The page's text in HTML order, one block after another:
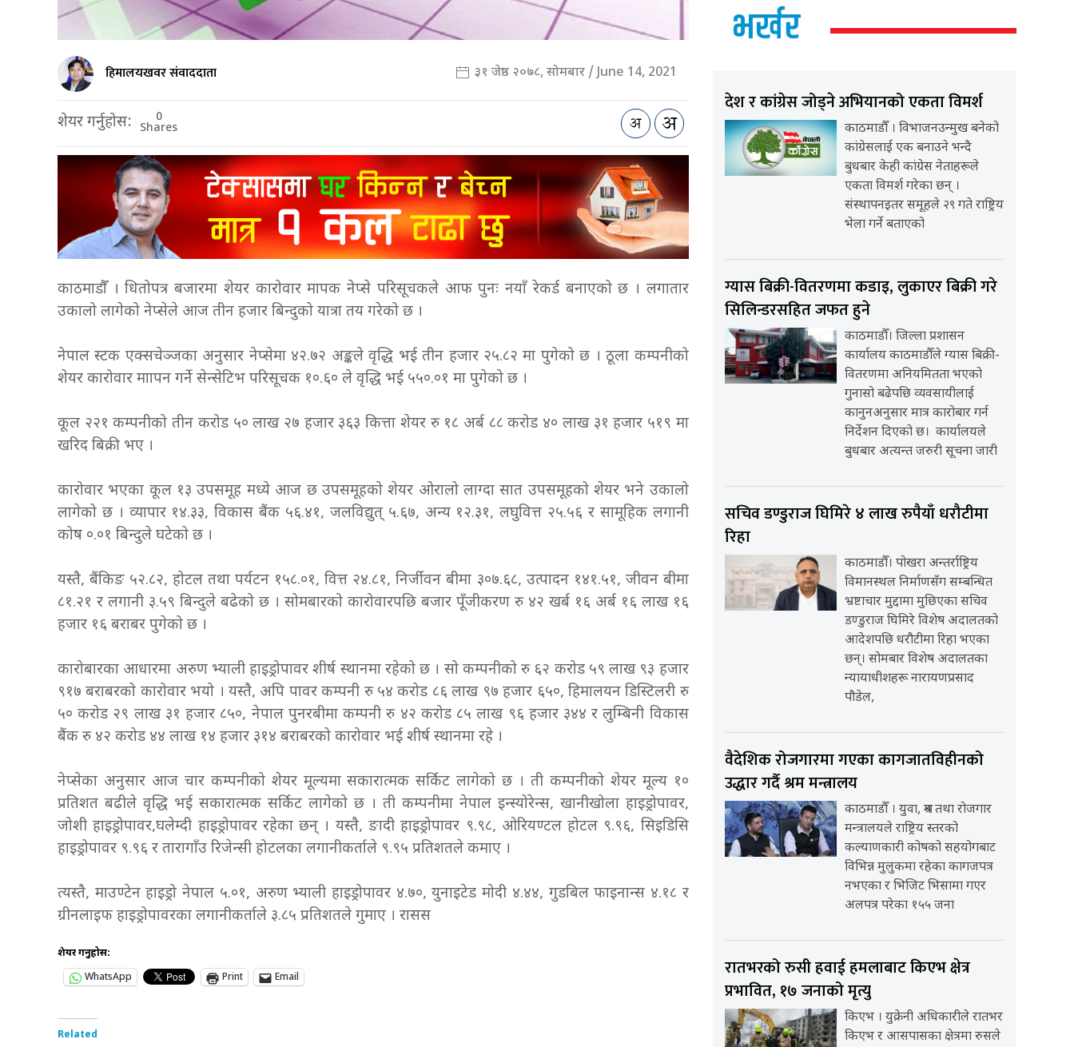
हिमालयखवर संवाददाता ३१ जेष्ठ २०७८, सोमबार / June 14, 2021
शेयर गर्नुहोस: 0
Shares
काठमाडौँ । धितोपत्र बजारमा शेयर कारोवार मापक नेप्से परिसूचकले आफ पुनः नयाँ रेकर्ड बनाएको छ । लगातार
उकालो लागेको नेप्सेले आज तीन हजार बिन्दुको यात्रा तय गरेको छ ।
नेपाल स्टक एक्सचेञ्जका अनुसार नेप्सेमा ४२.७२ अङ्कले वृद्धि भई तीन हजार २५.८२ मा पुगेको छ । ठूला कम्पनीको
शेयर कारोवार माापन गर्ने सेन्सेटिभ परिसूचक १०.६० ले वृद्धि भई ५५०.०१ मा पुगेको छ ।
कूल २२१ कम्पनीको तीन करोड ५० लाख २७ हजार ३६३ कित्ता शेयर रु १८ अर्ब ८८ करोड ४० लाख ३१ हजार ५१९ मा
खरिद बिक्री भए ।
कारोवार भएका कूल १३ उपसमूह मध्ये आज छ उपसमूहको शेयर ओरालो लाग्दा सात उपसमूहको शेयर भने उकालो
लागेको छ । व्यापार १४.३३, विकास बैंक ५६.४१, जलविद्युत् ५.६७, अन्य १२.३१, लघुवित्त २५.५६ र सामूहिक लगानी
कोष ०.०१ बिन्दुले घटेको छ ।
यस्तै, बैंकिङ ५२.८२, होटल तथा पर्यटन १५८.०१, वित्त २४.८१, निर्जीवन बीमा ३०७.६८, उत्पादन १४१.५१, जीवन बीमा
८१.२१ र लगानी ३.५९ बिन्दुले बढेको छ । सोमबारको कारोवारपछि बजार पूँजीकरण रु ४२ खर्ब १६ अर्ब १६ लाख १६
हजार १६ बराबर पुगेको छ ।
कारोबारका आधारमा अरुण भ्याली हाइड्रोपावर शीर्ष स्थानमा रहेको छ । सो कम्पनीको रु ६२ करोड ५९ लाख ९३ हजार
९१७ बराबरको कारोवार भयो । यस्तै, अपि पावर कम्पनी रु ५४ करोड ८६ लाख ९७ हजार ६५०, हिमालयन डिस्टिलरी रु
५० करोड २९ लाख ३१ हजार ८५०, नेपाल पुनरबीमा कम्पनी रु ४२ करोड ८५ लाख ९६ हजार ३४४ र लुम्बिनी विकास
बैंक रु ४२ करोड ४४ लाख १४ हजार ३१४ बराबरको कारोवार भई शीर्ष स्थानमा रहे ।
नेप्सेका अनुसार आज चार कम्पनीको शेयर मूल्यमा सकारात्मक सर्किट लागेको छ । ती कम्पनीको शेयर मूल्य १०
प्रतिशत बढीले वृद्धि भई सकारात्मक सर्किट लागेको छ । ती कम्पनीमा नेपाल इन्स्योरेन्स, खानीखोला हाइड्रोपावर,
जोशी हाइड्रोपावर,घलेम्दी हाइड्रोपावर रहेका छन् । यस्तै, ङादी हाइड्रोपावर ९.९८, ओरियण्टल होटल ९.९६, सिइडिसि
हाइड्रोपावर ९.९६ र तारागाँउ रिजेन्सी होटलका लगानीकर्ताले ९.९५ प्रतिशतले कमाए ।
त्यस्तै, माउण्टेन हाइड्रो नेपाल ५.०१, अरुण भ्याली हाइड्रोपावर ४.७०, युनाइटेड मोदी ४.४४, गुडबिल फाइनान्स ४.१८ र
ग्रीनलाइफ हाइड्रोपावरका लगानीकर्ताले ३.८५ प्रतिशतले गुमाए । रासस
शेयर गर्नुहोस:
WhatsApp
Print Email
Related
भर्खर
देश र कांग्रेस जोड्ने अभियानको एकता विमर्श
काठमाडौँ । विभाजनउन्मुख बनेको
कांग्रेसलाई एक बनाउने भन्दै
बुधबार केही कांग्रेस नेताहरूले
एकता विमर्श गरेका छन् ।
संस्थापनइतर समूहले २९ गते राष्ट्रिय
भेला गर्ने बताएको
ग्यास बिक्री-वितरणमा कडाइ, लुकाएर बिक्री गरे
सिलिन्डरसहित जफत हुने
काठमाडौँ। जिल्ला प्रशासन
कार्यालय काठमाडौँले ग्यास बिक्री-
वितरणमा अनियमितता भएको
गुनासो बढेपछि व्यवसायीलाई
कानुनअनुसार मात्र कारोबार गर्न
निर्देशन दिएको छ। कार्यालयले
बुधबार अत्यन्त जरुरी सूचना जारी
सचिव डण्डुराज घिमिरे ४ लाख रुपैयाँ धरौटीमा
रिहा
काठमाडौँ। पोखरा अन्तर्राष्ट्रिय
विमानस्थल निर्माणसँग सम्बन्धित
भ्रष्टाचार मुद्दामा मुछिएका सचिव
डण्डुराज घिमिरे विशेष अदालतको
आदेशपछि धरौटीमा रिहा भएका
छन्। सोमबार विशेष अदालतका
न्यायाधीशहरू नारायणप्रसाद
पौडेल,
वैदेशिक रोजगारमा गएका कागजातविहीनको
उद्धार गर्दै श्रम मन्त्रालय
काठमाडौँ । युवा, श्रम तथा रोजगार
मन्त्रालयले राष्ट्रिय स्तरको
कल्याणकारी कोषको सहयोगबाट
विभिन्न मुलुकमा रहेका कागजपत्र
नभएका र भिजिट भिसामा गएर
अलपत्र परेका १५५ जना
रातभरको रुसी हवाई हमलाबाट किएभ क्षेत्र
प्रभावित, १७ जनाको मृत्यु
किएभ । युक्रेनी अधिकारीले रातभर
किएभ र आसपासका क्षेत्रमा रुसले